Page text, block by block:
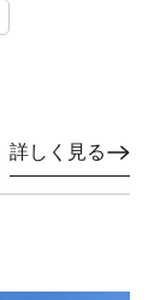
詳しく見る